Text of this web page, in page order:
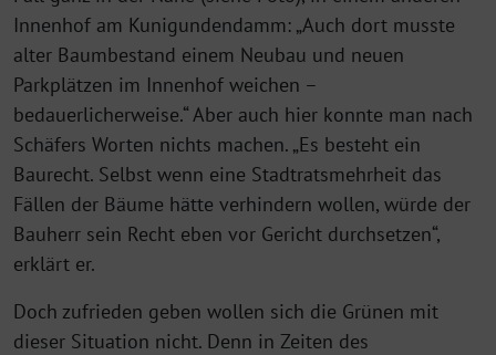
Innenhof am Kunigundendamm: „Auch dort musste
alter Baumbestand einem Neubau und neuen
Parkplätzen im Innenhof weichen –
bedauerlicherweise.“ Aber auch hier konnte man nach
Schäfers Worten nichts machen. „Es besteht ein
Baurecht. Selbst wenn eine Stadtratsmehrheit das
Fällen der Bäume hätte verhindern wollen, würde der
Bauherr sein Recht eben vor Gericht durchsetzen“,
erklärt er.
Doch zufrieden geben wollen sich die Grünen mit
dieser Situation nicht. Denn in Zeiten des